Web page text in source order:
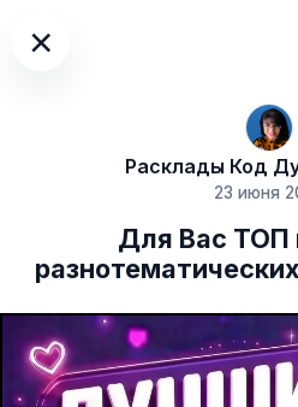
×
Расклады Код
23 июня
Для Вас ТОП